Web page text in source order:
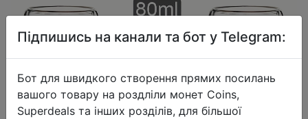
Підпишись на канали та бот у Telegram:
Бот для швидкого створення прямих посилань
вашого товару на роздліли монет Coins,
Superdeals та інших розділів, для більшої